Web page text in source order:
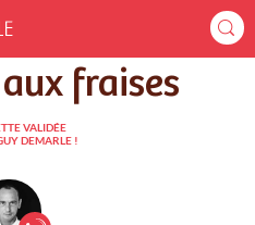
aux fraises
fraises
VALIDÉE
DEMARLE !